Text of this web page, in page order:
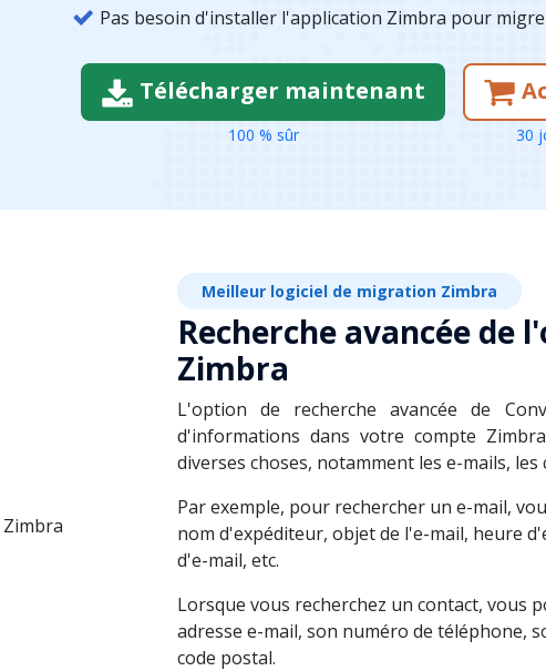
Pas besoin d'installer l'application Zimbra pour
Télécharger maintenant
100 % sûr 30
Meilleur logiciel de migration Zimbra
Recherche avancée de
Zimbra
L'option de recherche avancée de
d'informations dans votre compte
diverses choses, notamment les e-mails,
Par exemple, pour rechercher un e-mail,
nom d'expéditeur, objet de l'e-mail, heure
d'e-mail, etc.
Lorsque vous recherchez un contact, vous
adresse e-mail, son numéro de téléphone,
code postal.